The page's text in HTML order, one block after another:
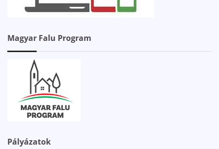
Magyar Falu Program
Pályázatok